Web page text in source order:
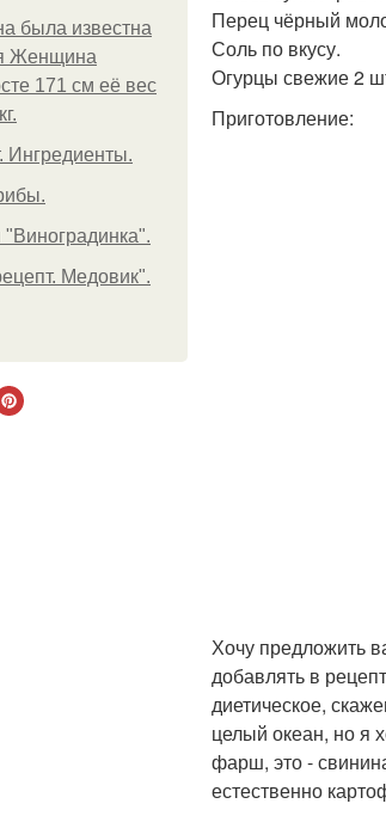
была известна
Женщина
171 см её вес
Ингредиенты.
"Виноградинка".
Медовик".
Перец чёрный
Соль по вкусу.
Огурцы свежие 2
Приготовление:
Хочу предложить
добавлять в
диетическое,
целый океан, но я
фарш, это -
естественно